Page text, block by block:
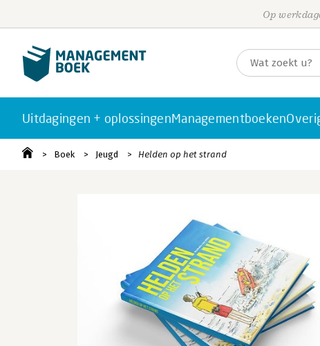
Op
Uitdagingen + oplossingenManagementboeken
Boek Jeugd Helden op het strand